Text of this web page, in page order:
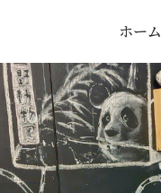
ホーム